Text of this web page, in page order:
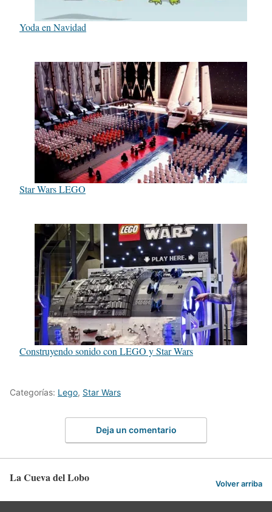
Yoda en Navidad
Star Wars LEGO
Construyendo sonido con LEGO y Star Wars
Categorías: Lego, Star Wars
Deja un comentario
La Cueva del Lobo Volver arriba